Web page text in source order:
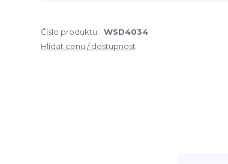
Číslo produktu: WSD4034
Hlídat cenu / dostupnost